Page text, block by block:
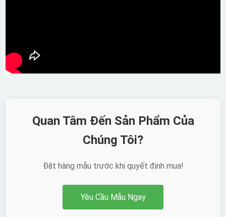
Quan Tâm Đến Sản Phẩm Của
Chúng Tôi?
Đặt hàng mẫu trước khi quyết định mua!
Yêu Cầu Mẫu Ngay